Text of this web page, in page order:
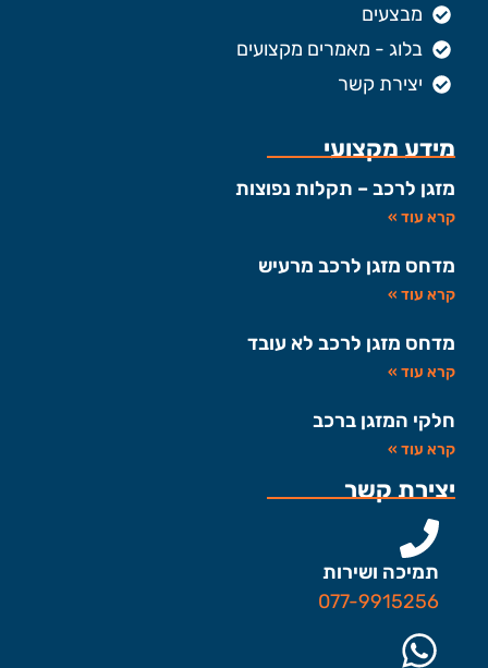
מבצעים
בלוג - מאמרים מקצועים
יצירת קשר
מידע מקצועי
מזגן לרכב – תקלות נפוצות
קרא עוד »
מדחס מזגן לרכב מרעיש
קרא עוד »
מדחס מזגן לרכב לא עובד
קרא עוד »
חלקי המזגן ברכב
קרא עוד »
יצירת קשר
תמיכה ושירות
077-9915256